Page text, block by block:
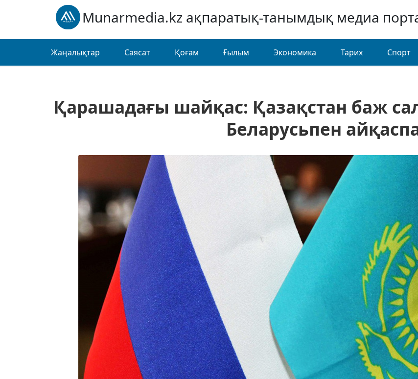
Munarmedia.kz ақпаратық-танымдық медиа
Жаңалықтар Саясат Қоғам Ғылым Экономика Тарих Спорт
Қарашадағы шайқас: Қазақстан баж
Беларусьпен